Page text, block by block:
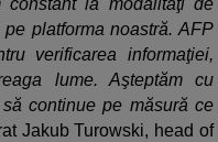
la modalităţi de
platforma noastră. AFP
verificarea informaţiei,
lume. Aşteptăm cu
continue pe măsură ce
Jakub Turowski, head of